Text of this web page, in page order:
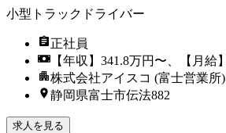
小型トラックドライバー
正社員
【年収】341.8万円〜、【月給
株式会社アイスコ (富士営業所)
静岡県富士市伝法882
求人を見る